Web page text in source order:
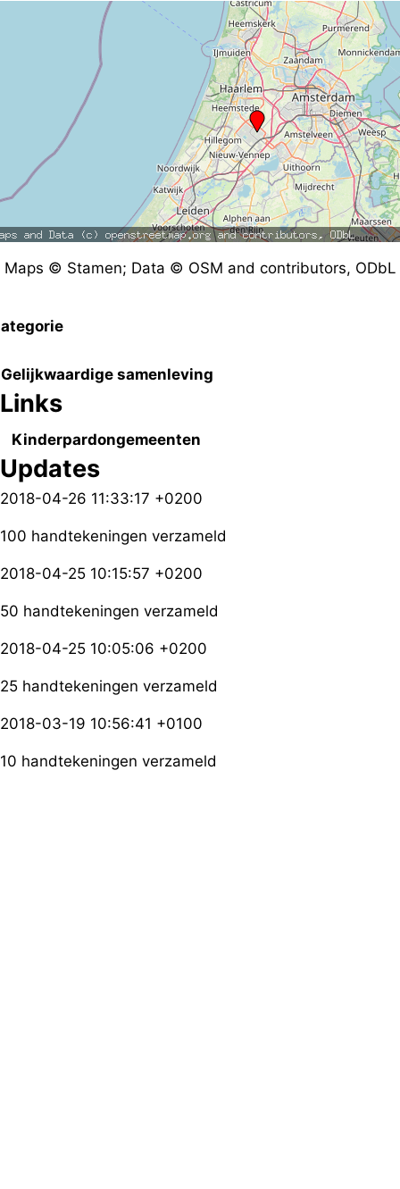
Maps © Stamen; Data © OSM and contributors, ODbL
Gelijkwaardige samenleving
Links
Kinderpardongemeenten
Updates
2018-04-26 11:33:17 +0200
100 handtekeningen verzameld
2018-04-25 10:15:57 +0200
50 handtekeningen verzameld
2018-04-25 10:05:06 +0200
25 handtekeningen verzameld
2018-03-19 10:56:41 +0100
10 handtekeningen verzameld